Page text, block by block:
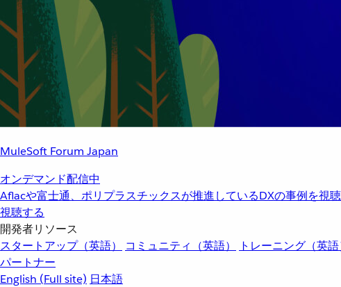
MuleSoft Forum Japan
オンデマンド配信中
Aflacや富士通、ポリプラスチックスが推進しているDXの事例を視
視聴する
開発者リソース
スタートアップ（英語）
コミュニティ（英語） トレーニング（英語
パートナー
English (Full site) 日本語